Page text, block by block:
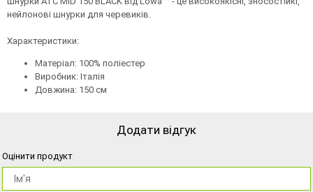
нейлонові шнурки для черевиків.
Характеристики:
Матеріал: 100% поліестер
Виробник: Італія
Довжина: 150 см
Додати відгук
Оцінити продукт